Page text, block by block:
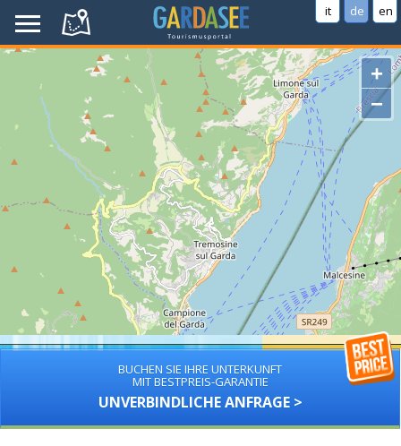
it de en
+
−
BUCHEN SIE IHRE UNTERKUNFT
MIT BESTPREIS-GARANTIE
UNVERBINDLICHE ANFRAGE >